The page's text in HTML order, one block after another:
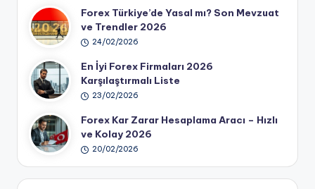
Forex Türkiye’de Yasal mı? Son Mevzuat
ve Trendler 2026
24/02/2026
En İyi Forex Firmaları 2026
Karşılaştırmalı Liste
23/02/2026
Forex Kar Zarar Hesaplama Aracı – Hızlı
ve Kolay 2026
20/02/2026